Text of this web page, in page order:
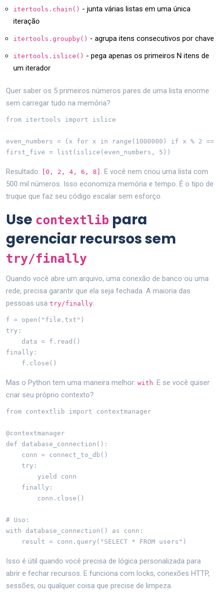
itertools.chain() - junta várias listas em uma única
iteração
itertools.groupby() - agrupa itens consecutivos por chave
itertools.islice() - pega apenas os primeiros N itens de
um iterador
Quer saber os 5 primeiros números pares de uma lista enorme
sem carregar tudo na memória?
from itertools import islice
even_numbers = (x for x in range(1000000) if x % 2 ==
first_five = list(islice(even_numbers, 5))
Resultado: [0, 2, 4, 6, 8] . E você nem criou uma lista com
500 mil números. Isso economiza memória e tempo. É o tipo de
truque que faz seu código escalar sem esforço.
Use contextlib para
gerenciar recursos sem
try/finally
Quando você abre um arquivo, uma conexão de banco ou uma
rede, precisa garantir que ela seja fechada. A maioria das
pessoas usa try/finally:
f = open("file.txt")
try:
    data = f.read()
finally:
    f.close()
Mas o Python tem uma maneira melhor: with. E se você quiser
criar seu próprio contexto?
from contextlib import contextmanager
@contextmanager
def database_connection():
    conn = connect_to_db()
    try:
        yield conn
    finally:
        conn.close()
# Uso:
with database_connection() as conn:
    result = conn.query("SELECT * FROM users")
Isso é útil quando você precisa de lógica personalizada para
abrir e fechar recursos. E funciona com locks, conexões HTTP,
sessões, ou qualquer coisa que precise de limpeza.